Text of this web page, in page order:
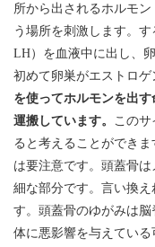
所から出されるホルモン
う場所を刺激します。
LH）を血液中に出し、
初めて卵巣がエストロ
を使ってホルモンを出
運搬しています。
この
ると考えることができ
は要注意です。頭蓋骨
細な部分です。言い換
す。頭蓋骨のゆがみは
体に悪影響を与えてい